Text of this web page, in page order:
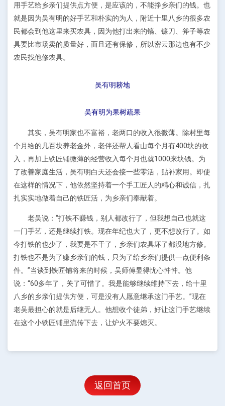
用手艺给乡亲们提供点方便，是应该的，不能挣乡亲们的钱。也
就是因为吴有明的好手艺和朴实的为人，附近十里八乡的很多农
民都会到他这里来买农具，因为他打出来的镐、镰刀、斧子等农
具要比市场卖的质量好，而且还有保修，所以密云那边也有不少
农民找他修农具。
吴有明耪地
吴有明为果树疏果
其实，吴有明家也不富裕，老两口的收入很微薄。除村里每
个月给的几百块养老金外，老伴还帮人看山每个月有400块的收
入，再加上铁匠铺微薄的经营收入每个月也就1000来块钱。为
了改善家庭生活，吴有明白天还会接一些零活，贴补家用。即使
在这样的情况下，他依然坚持着一个手工匠人的精心和诚信，扎
扎实实地做着自己的铁匠活，为乡亲们奉献着。
老吴说：“打铁不赚钱，别人都改行了，但我想自己也就这
一门手艺，还是继续打铁。现在年纪也大了，更不想改行了。如
今打铁的也少了，我要是不干了，乡亲们农具坏了都没地方修。
打铁也不是为了赚乡亲们的钱，只为了给乡亲们提供一点便利条
件。”当谈到铁匠铺将来的时候，吴师傅显得忧心忡忡。他
说：“60多年了，关了可惜了。我是能够继续维持下去，给十里
八乡的乡亲们提供方便，可是没有人愿意继承这门手艺。”现在
老吴最担心的就是后继无人。他想收个徒弟，好让这门手艺继续
在这个小铁匠铺里流传下去，让炉火不要熄灭。
返回首页